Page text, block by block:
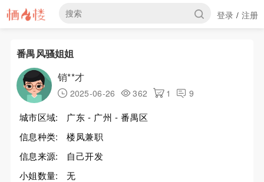
登录 / 注册
番禺风骚姐姐
销**才
2025-06-26 362 1 9
城市区域:
广东 - 广州 - 番禺区
信息种类:
楼凤兼职
信息来源:
自己开发
小姐数量:
无